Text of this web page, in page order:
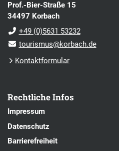
Prof.-Bier-Straße 15
34497 Korbach
+49 (0)5631 53232
tourismus@korbach.de
Kontaktformular
Rechtliche Infos
Impressum
Datenschutz
Barrierefreiheit